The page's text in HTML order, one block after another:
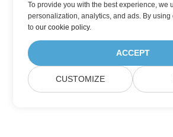
To provide you with the best experience, we
personalization, analytics, and ads. By using
toour cookie policy.
ACCEPT
CUSTOMIZE